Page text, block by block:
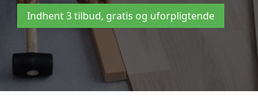
Indhent 3 tilbud, gratis og uforpligtende